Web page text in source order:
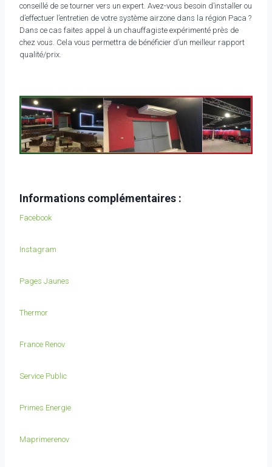
conseillé de se tourner vers un expert. Avez-vous besoin d’installer ou
d’effectuer l’entretien de votre système airzone dans la région Paca ?
Dans ce cas faites appel à un chauffagiste expérimenté près de
chez vous. Cela vous permettra de bénéficier d’un meilleur rapport
qualité/prix.
Informations complémentaires :
Facebook
Instagram
Pages Jaunes
Thermor
France Renov
Service Public
Primes Energie
Maprimerenov